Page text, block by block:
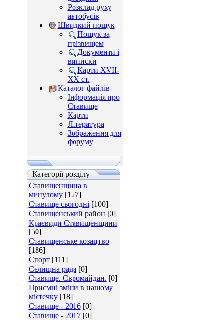
Розклад руху
автобусів
Швидкий пошук
Пошук за
прізвищем
Документи і
виписки
Карти XVII-
XX ст.
Каталог файлів
Інформація про
Ставище
Карти
Література
Зображення для
форуму
Категорії розділу
Ставищенщина в
минулому [127]
Ставище сьогодні [100]
Ставищенський район [0]
Краєвиди Ставищенщини
[50]
Ставищенське козацтво
[186]
Спорт [111]
Селищна рада [0]
Ставище. Євромайдан. [0]
Приємні зміни в нашому
містечку [18]
Ставище - 2016 [0]
Ставище - 2017 [0]